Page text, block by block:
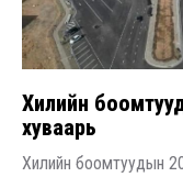
Хилийн
хуваарь
Хилийн боомтуудын